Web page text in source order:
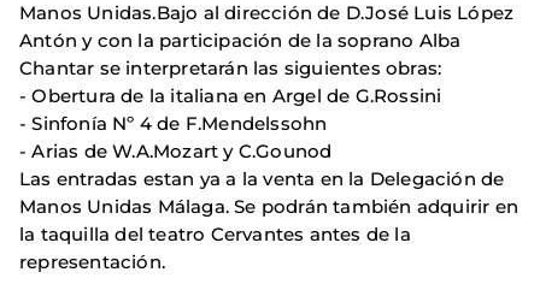
Manos Unidas.Bajo al dirección de D.José Luis López
Antón y con la participación de la soprano Alba
Chantar se interpretarán las siguientes obras:
- Obertura de la italiana en Argel de G.Rossini
- Sinfonía Nº 4 de F.Mendelssohn
- Arias de W.A.Mozart y C.Gounod
Las entradas estan ya a la venta en la Delegación de
Manos Unidas Málaga. Se podrán también adquirir en
la taquilla del teatro Cervantes antes de la
representación.